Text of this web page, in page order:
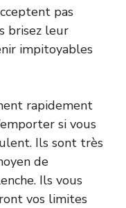
pas
brisez leur
impitoyables
rapidement
si vous
Ils sont très
de
Ils vous
vos limites